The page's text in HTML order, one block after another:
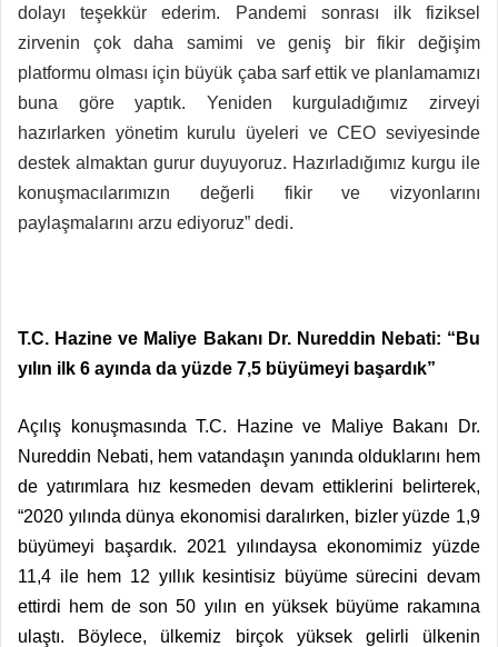
dolayı teşekkür ederim. Pandemi sonrası ilk fiziksel
zirvenin çok daha samimi ve geniş bir fikir değişim
platformu olması için büyük çaba sarf ettik ve planlamamızı
buna göre yaptık. Yeniden kurguladığımız zirveyi
hazırlarken yönetim kurulu üyeleri ve CEO seviyesinde
destek almaktan gurur duyuyoruz. Hazırladığımız kurgu ile
konuşmacılarımızın değerli fikir ve vizyonlarını
paylaşmalarını arzu ediyoruz” dedi.
T.C. Hazine ve Maliye Bakanı Dr. Nureddin Nebati: “Bu
yılın ilk 6 ayında da yüzde 7,5 büyümeyi başardık”
Açılış konuşmasında T.C. Hazine ve Maliye Bakanı Dr.
Nureddin Nebati, hem vatandaşın yanında olduklarını hem
de yatırımlara hız kesmeden devam ettiklerini belirterek,
“2020 yılında dünya ekonomisi daralırken, bizler yüzde 1,9
büyümeyi başardık. 2021 yılındaysa ekonomimiz yüzde
11,4 ile hem 12 yıllık kesintisiz büyüme sürecini devam
ettirdi hem de son 50 yılın en yüksek büyüme rakamına
ulaştı. Böylece, ülkemiz birçok yüksek gelirli ülkenin